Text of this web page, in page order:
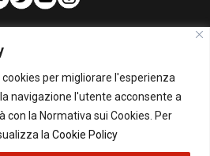
per migliorare l'esperienza
navigazione l'utente acconsente a
la Normativa sui Cookies. Per
la Cookie Policy
PUBBLICITA'
la tua pubblicità su questo Blog:
pubblicita@beppegrillo.it